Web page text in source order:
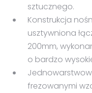
sztucznego.
Konstrukcja
usztywniona
200mm,
o bardzo
frezowanymi